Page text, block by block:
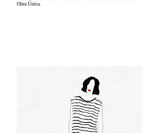
Obra Única.